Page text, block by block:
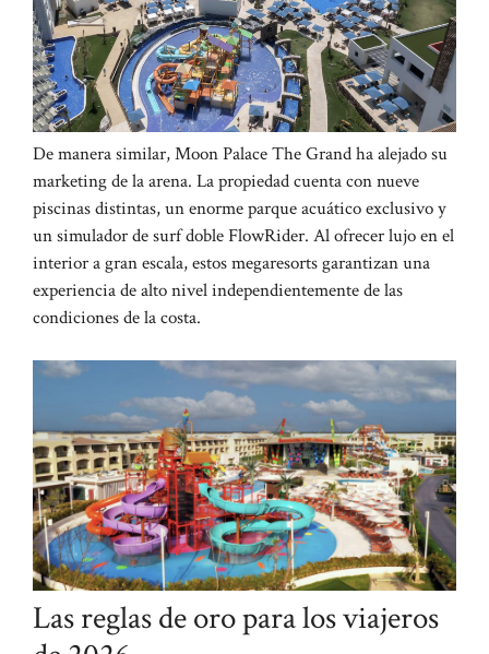
De manera similar, Moon Palace The Grand ha alejado su
marketing de la arena. La propiedad cuenta con nueve
piscinas distintas, un enorme parque acuático exclusivo y
un simulador de surf doble FlowRider. Al ofrecer lujo en el
interior a gran escala, estos megaresorts garantizan una
experiencia de alto nivel independientemente de las
condiciones de la costa.
Las reglas de oro para los viajeros